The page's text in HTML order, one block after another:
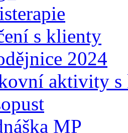
s klienty
2024
aktivity
MP